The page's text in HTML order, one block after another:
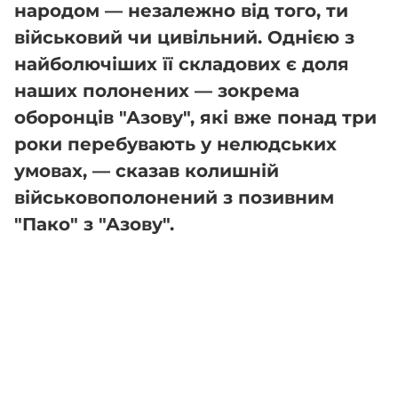
народом — незалежно від того, ти
військовий чи цивільний. Однією з
найболючіших її складових є доля
наших полонених — зокрема
оборонців "Азову", які вже понад три
роки перебувають у нелюдських
умовах, — сказав колишній
військовополонений з позивним
"Пако" з "Азову".